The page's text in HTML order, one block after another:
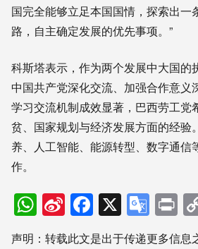
国完全能够立足本国国情，探索出一
路，自主确定发展的优先事项。”
科斯塔表示，作为两个发展中大国的
中国共产党深化交流、加强合作意义
学习交流机制成效显著，巴西劳工党
贫、国家规划与经济发展方面的经验
养、人工智能、能源转型、数字通信
作。
WhatsApp
Sina
Weibo
Facebook
X
声明：转载此文是出于传递更多信息